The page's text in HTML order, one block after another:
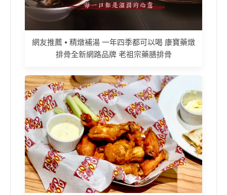
網友推薦 • 精燉補湯 一年四季都可以喝 康寶藥燉
排骨全新網路品牌 老祖宗藥膳排骨